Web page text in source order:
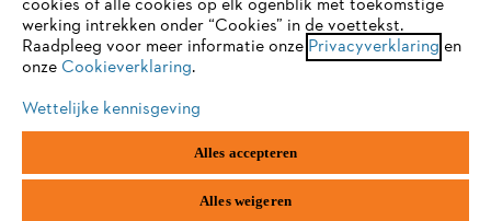
Gegevensbescherming Impressum
ANDREAS STIHL NV, Veurtstraat 117, 2870Puurs-Sint-Amands,
België/Belgique
VAT Number: BE 0427.714.768
firefox
safari edge
cookies of alle cookies op elk ogenblik met toekomstige
werking intrekken onder “Cookies” in de voettekst.
Raadpleeg voor meer informatie onze Privacyverklaring en
onze Cookieverklaring.
Wettelijke kennisgeving
Alles accepteren
Alles weigeren